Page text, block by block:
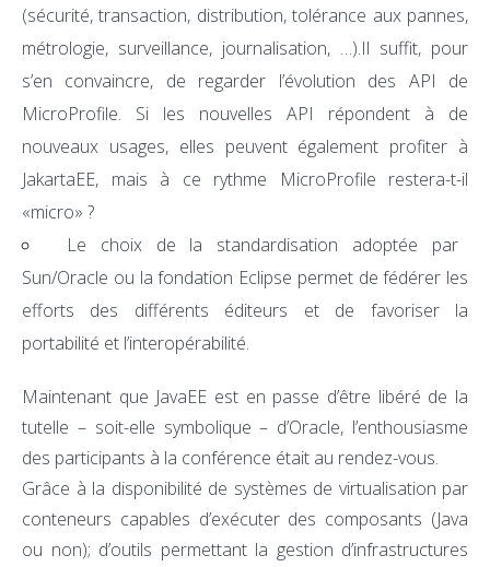
(sécurité, transaction, distribution, tolérance aux pannes,
métrologie, surveillance, journalisation, …).Il suffit, pour
s’en convaincre, de regarder l’évolution des API de
MicroProfile. Si les nouvelles API répondent à de
nouveaux usages, elles peuvent également profiter à
JakartaEE, mais à ce rythme MicroProfile restera-t-il
«micro» ?
Le choix de la standardisation adoptée par
Sun/Oracle ou la fondation Eclipse permet de fédérer les
efforts des différents éditeurs et de favoriser la
portabilité et l’interopérabilité.
Maintenant que JavaEE est en passe d’être libéré de la
tutelle – soit-elle symbolique – d’Oracle, l’enthousiasme
des participants à la conférence était au rendez-vous.
Grâce à la disponibilité de systèmes de virtualisation par
conteneurs capables d’exécuter des composants (Java
ou non); d’outils permettant la gestion d’infrastructures